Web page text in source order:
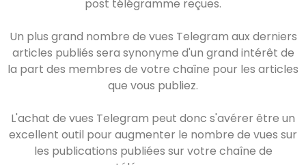
post télégramme reçues.
Un plus grand nombre de vues Telegram aux derniers
articles publiés sera synonyme d'un grand intérêt de
la part des membres de votre chaîne pour les articles
que vous publiez.
L'achat de vues Telegram peut donc s'avérer être un
excellent outil pour augmenter le nombre de vues sur
les publications publiées sur votre chaîne de